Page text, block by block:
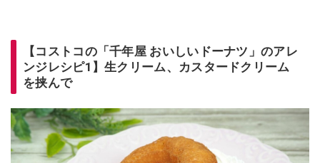
【コストコの「千年屋 おいしいドーナツ」のアレ
ンジレシピ1】生クリーム、カスタードクリーム
を挟んで